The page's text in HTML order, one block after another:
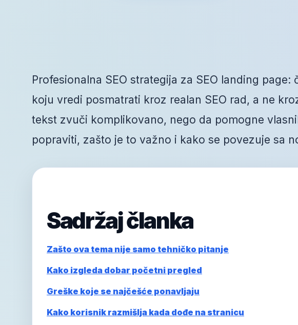
Profesionalna SEO strategija za SEO landing
koju vredi posmatrati kroz realan SEO rad, a ne
tekst zvuči komplikovano, nego da pomogne
popraviti, zašto je to važno i kako se povezuje sa
Sadržaj članka
Zašto ova tema nije samo tehničko pitanje
Kako izgleda dobar početni pregled
Greške koje se najčešće ponavljaju
Kako korisnik razmišlja kada dođe na stranicu